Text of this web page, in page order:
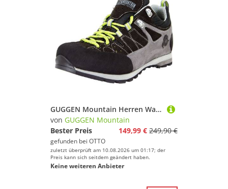
GUGGEN Mountain Herren Wanderschuh HPT52 Herrenwanderschuh Outdoorschuhe Wanderschuh Wasserdichte Membrane, Verstärkte Schuhspitze, Zustiegschuh
von GUGGEN Mountain
Bester Preis
149,99 € 249,90 €
gefunden bei OTTO
zuletzt überprüft am 10.08.2026 um 01:17; der
Preis kann sich seitdem geändert haben.
Keine weiteren Anbieter